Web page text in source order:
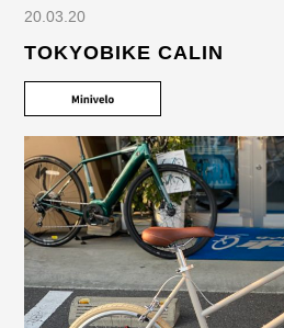
20.03.20
TOKYOBIKE CALIN